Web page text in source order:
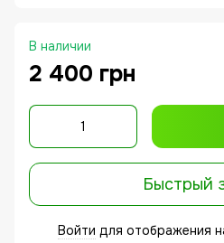
В наличии
2 400 грн
Быстрый
Войти для отображения